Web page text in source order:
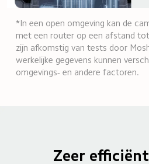
*In een open omgeving kan de
met een router op een afstand
zijn afkomstig van tests door
werkelijke gegevens kunnen
omgevings- en andere factoren.
Zeer